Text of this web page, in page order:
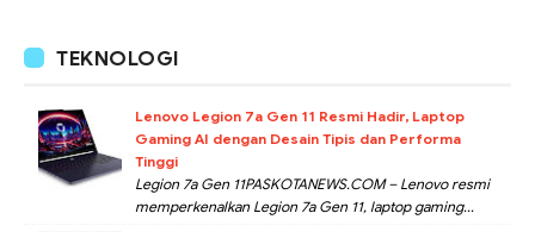
TEKNOLOGI
Lenovo Legion 7a Gen 11 Resmi Hadir, Laptop
Gaming AI dengan Desain Tipis dan Performa
Tinggi
Legion 7a Gen 11PASKOTANEWS.COM – Lenovo resmi
memperkenalkan Legion 7a Gen 11, laptop gaming...